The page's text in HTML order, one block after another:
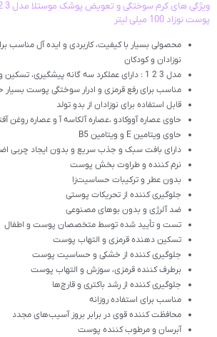
پوست نوزاد 100 میلی لیتر
محصولی بسیار با کیفیت، کاربردی و ایده آل
نوزادان و کودکان
مدل 3 2 1 : دارای عملکرد سه گانه پیشگیری، تسکین و درمان
مناسب برای رفع قرمزی و ادرار سوختگی پوست
قابل استفاده برای نوزادان از بدو تولد
حاوی عصاره آووکادو ،عصاره آلکاسه آ و عصاره روغن
حاوی ویتامین E و ویتامین B5
دارای بافت سبک و جذب سریع و بدون ایجاد چربی
نرم کننده و طراوت بخش پوست
بدون عطر و ترکیبات حساسیت‌زا
جلوگیری کننده از تحریکات پوستی
ضد آلرژی و بدون بوهای مصنوعی
تست‌ و تأیید شده توسط متخصصان پوست و اطفال
تسکین دهنده قرمزی و التهاب پوست
جلوگیری کننده از خشکی و حساسیت پوست
برطرف کننده قرمزی، سوزش و التهاب پوست
جلوگیری کننده از رشد باکتری و قارچ‌ها
مناسب برای استفاده روزانه
محافظت کننده قوی در برابر بروز آسیب‌های مجدد
آبرسان و مرطوب‌ کننده پوست